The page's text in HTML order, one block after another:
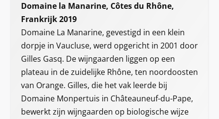
Domaine la Manarine, Côtes du Rhône,
Frankrijk 2019
Domaine La Manarine, gevestigd in een klein
dorpje in Vaucluse, werd opgericht in 2001 door
Gilles Gasq. De wijngaarden liggen op een
plateau in de zuidelijke Rhône, ten noordoosten
van Orange. Gilles, die het vak leerde bij
Domaine Monpertuis in Châteauneuf-du-Pape,
bewerkt zijn wijngaarden op biologische wijze